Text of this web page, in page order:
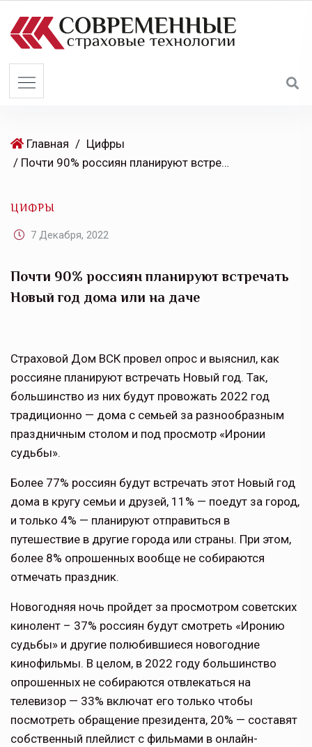
Главная / Цифры
/ Почти 90% россиян планируют встречать Новый год дома или на даче
ЦИФРЫ
7 Декабря, 2022
Почти 90% россиян планируют встречать
Новый год дома или на даче
Страховой Дом ВСК провел опрос и выяснил, как
россияне планируют встречать Новый год. Так,
большинство из них будут провожать 2022 год
традиционно — дома с семьей за разнообразным
праздничным столом и под просмотр «Иронии
судьбы».
Более 77% россиян будут встречать этот Новый год
дома в кругу семьи и друзей, 11% — поедут за город,
и только 4% — планируют отправиться в
путешествие в другие города или страны. При этом,
более 8% опрошенных вообще не собираются
отмечать праздник.
Новогодняя ночь пройдет за просмотром советских
кинолент – 37% россиян будут смотреть «Иронию
судьбы» и другие полюбившиеся новогодние
кинофильмы. В целом, в 2022 году большинство
опрошенных не собираются отвлекаться на
телевизор — 33% включат его только чтобы
посмотреть обращение президента, 20% — составят
собственный плейлист с фильмами в онлайн-